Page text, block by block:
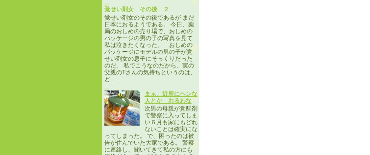
覚せい剤女 その後 ２
覚せい剤女のその後であるが まだ
日本におるようである。 今日、薬
局のおしめの売り場で、おしめの
パッケージの男の子の写真を見て
私は泣きたくなった。 おしめの
パッケージにモデルの男の子が覚
せい剤女の息子にそっくりだった
のだ。 私でこうなのだから、実の
父親のTさんの気持ちというのは、
ど...
まぁ。近所にヘンな
人とか おるわな
次男の母親が覚醒剤
で警察に入ってしま
い６月も家にもどれ
ないことは確実にな
ってしまった。 で、困ったのは被
告が住んでいた大家である。 警察
に連絡し、聞いてきて私の方にも